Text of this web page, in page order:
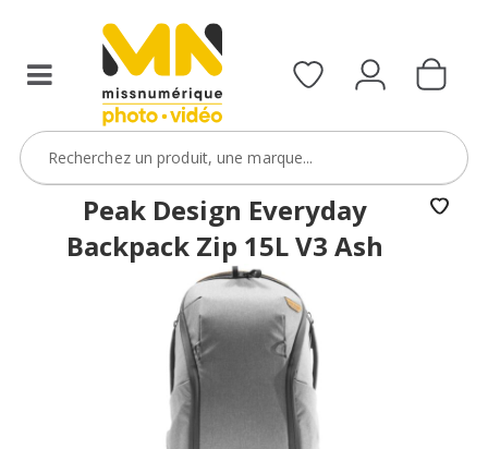
Peak Design Everyday
Backpack Zip 15L V3 Ash